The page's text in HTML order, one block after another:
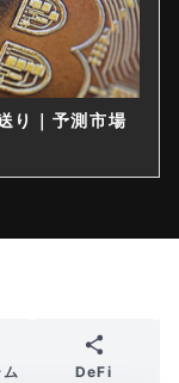
り｜予測市場
DeFi